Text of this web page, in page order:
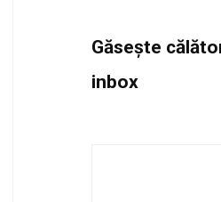
Găsește
inbox